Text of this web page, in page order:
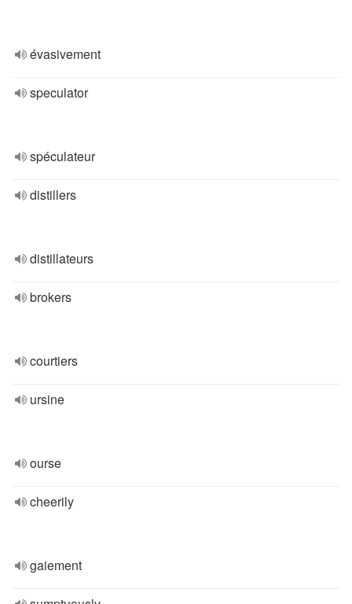
évasivement
speculator
spéculateur
distillers
distillateurs
brokers
courtiers
ursine
ourse
cheerily
gaiement